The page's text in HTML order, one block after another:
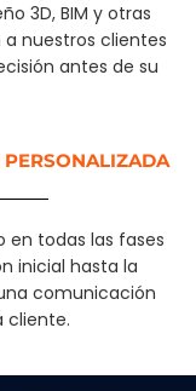
3D, BIM y otras
nuestros clientes
antes de su
PERSONALIZADA
todas las fases
inicial hasta la
comunicación
cliente.